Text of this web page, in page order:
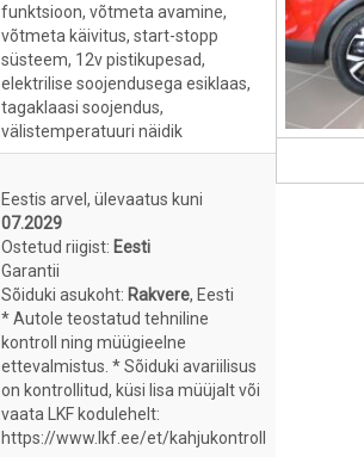
funktsioon, võtmeta avamine,
võtmeta käivitus, start-stopp
süsteem, 12v pistikupesad,
elektrilise soojendusega esiklaas,
tagaklaasi soojendus,
välistemperatuuri näidik
Eestis arvel, ülevaatus kuni
07.2029
Ostetud riigist: Eesti
Garantii
Sõiduki asukoht: Rakvere, Eesti
* Autole teostatud tehniline
kontroll ning müügieelne
ettevalmistus. * Sõiduki avariilisus
on kontrollitud, küsi lisa müüjalt või
vaata LKF kodulehelt:
https://www.lkf.ee/et/kahjukontroll